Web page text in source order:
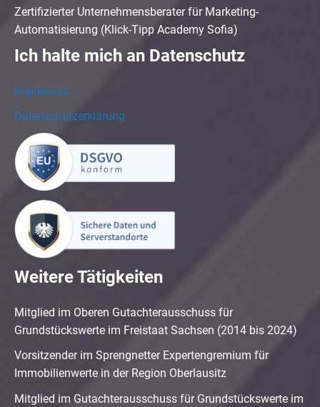
Zertifizierter Unternehmensberater für Marketing-
Automatisierung (Klick-Tipp Academy Sofia)
Ich halte mich an Datenschutz
Impressum
Datenschutzerklärung
Weitere Tätigkeiten
Mitglied im Oberen Gutachterausschuss für
Grundstückswerte im Freistaat Sachsen (2014 bis 2024)
Vorsitzender im Sprengnetter Expertengremium für
Immobilienwerte in der Region Oberlausitz
Mitglied im Gutachterausschuss für Grundstückswerte im